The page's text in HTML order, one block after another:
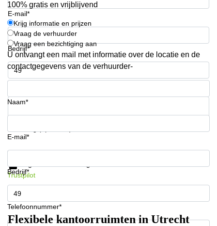
Coworking
space
Zwolle
Coworking
Haarlem
Kantoor
Huren
Hengelo
Nijmegen
E-mail*
Bedrijf*
Telefoonnummer*
100% gratis en vrijblijvend
Krijg informatie en prijzen
Vraag de verhuurder
Vraag een bezichtiging aan
U ontvangt een mail met informatie over de locatie en de
contactgegevens van de verhuurder-
Naam*
E-mail*
Bedrijf*
Telefoonnummer*
Krijg informatie en prijzen
Trustpilot
Flexibele kantoorruimten in Utrecht